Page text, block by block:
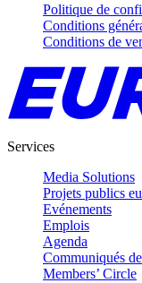
Politique de
Conditions
Conditions de
Services
Media Solutions
Projets publics
Evénements
Emplois
Agenda
Communiqués
Members’ Circle